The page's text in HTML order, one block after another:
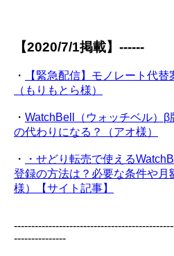
【2020/7/1掲載】------
・
【緊急配信】モノレート代替
（もりもとら様）
・ WatchBell（ウォッチベル）β
の代わりになる？（アオ様）
・
・せどり転売で使える
登録の方法は？必要な条件や月
様）【サイト記事】
---------------